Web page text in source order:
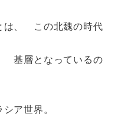
は、 この北魏の時代
基層となっているの
シア世界。